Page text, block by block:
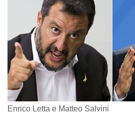
Enrico Letta e Matteo Salvini